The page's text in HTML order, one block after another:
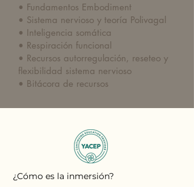
• Fundamentos Embodiment
• Sistema nervioso y teoría Polivagal
• Inteligencia somática
• Respiración funcional
• Recursos autorregulación, reseteo y
flexibilidad sistema nervioso
• Bitácora de recursos
¿Cómo es la inmersión?